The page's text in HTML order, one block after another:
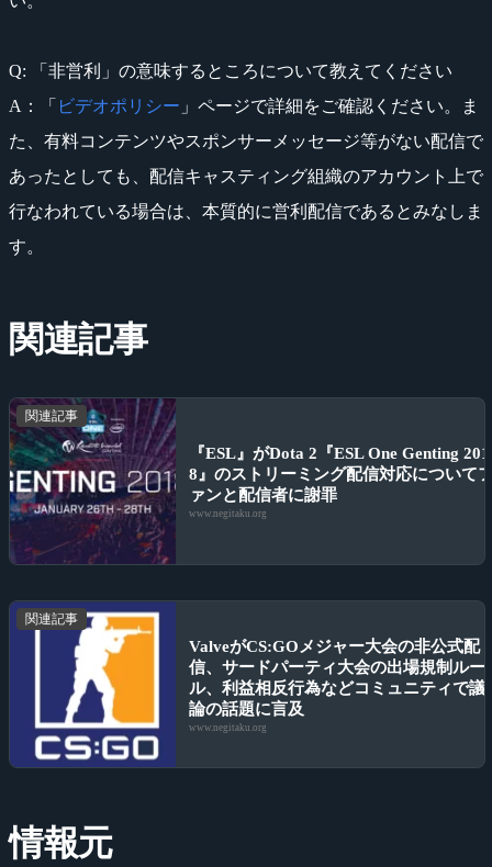
Q: 「非営利」の意味するところについて教えてください
A：「 ビデオポリシー 」ページで詳細をご確認ください。ま
た、有料コンテンツやスポンサーメッセージ等がない配信で
あったとしても、配信キャスティング組織のアカウント上で
行なわれている場合は、本質的に営利配信であるとみなしま
す。
関連記事
関連記事
『ESL』がDota 2『ESL One Genting 201
8』のストリーミング配信対応について
ァンと配信者に謝罪
www.negitaku.org
関連記事
ValveがCS:GOメジャー大会の非公式配
信、サードパーティ大会の出場規制ルー
ル、利益相反行為などコミュニティで議
論の話題に言及
www.negitaku.org
情報元